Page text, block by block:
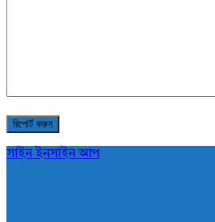
সাইন ইনসাইন আপ